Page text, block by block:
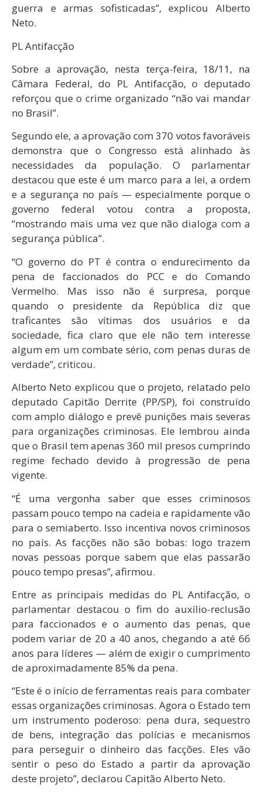
guerra e armas sofisticadas”, explicou Alberto
Neto.
PL Antifacção
Sobre a aprovação, nesta terça-feira, 18/11, na
Câmara Federal, do PL Antifacção, o deputado
reforçou que o crime organizado “não vai mandar
no Brasil”.
Segundo ele, a aprovação com 370 votos favoráveis
demonstra que o Congresso está alinhado às
necessidades da população. O parlamentar
destacou que este é um marco para a lei, a ordem
e a segurança no país — especialmente porque o
governo federal votou contra a proposta,
“mostrando mais uma vez que não dialoga com a
segurança pública”.
“O governo do PT é contra o endurecimento da
pena de faccionados do PCC e do Comando
Vermelho. Mas isso não é surpresa, porque
quando o presidente da República diz que
traficantes são vítimas dos usuários e da
sociedade, fica claro que ele não tem interesse
algum em um combate sério, com penas duras de
verdade”, criticou.
Alberto Neto explicou que o projeto, relatado pelo
deputado Capitão Derrite (PP/SP), foi construído
com amplo diálogo e prevê punições mais severas
para organizações criminosas. Ele lembrou ainda
que o Brasil tem apenas 360 mil presos cumprindo
regime fechado devido à progressão de pena
vigente.
“É uma vergonha saber que esses criminosos
passam pouco tempo na cadeia e rapidamente vão
para o semiaberto. Isso incentiva novos criminosos
no país. As facções não são bobas: logo trazem
novas pessoas porque sabem que elas passarão
pouco tempo presas”, afirmou.
Entre as principais medidas do PL Antifacção, o
parlamentar destacou o fim do auxílio-reclusão
para faccionados e o aumento das penas, que
podem variar de 20 a 40 anos, chegando a até 66
anos para líderes — além de exigir o cumprimento
de aproximadamente 85% da pena.
“Este é o início de ferramentas reais para combater
essas organizações criminosas. Agora o Estado tem
um instrumento poderoso: pena dura, sequestro
de bens, integração das polícias e mecanismos
para perseguir o dinheiro das facções. Eles vão
sentir o peso do Estado a partir da aprovação
deste projeto”, declarou Capitão Alberto Neto.